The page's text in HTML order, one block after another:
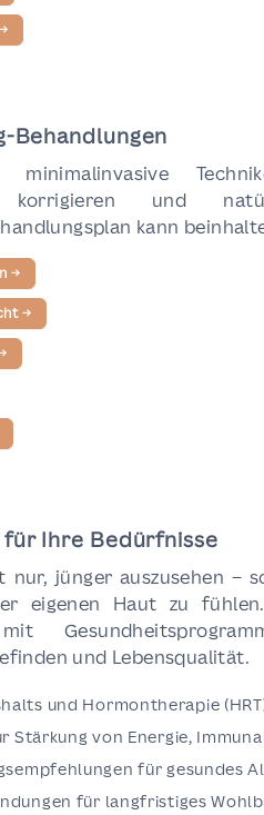
→
Behandlungen
minimalinvasive
korrigieren und
kann
→
→
Ihre Bedürfnisse
jünger auszusehen –
eigenen Haut zu
und Lebensqualität.
und Hormontherapie
Stärkung von Energie,
für gesundes
für langfristiges